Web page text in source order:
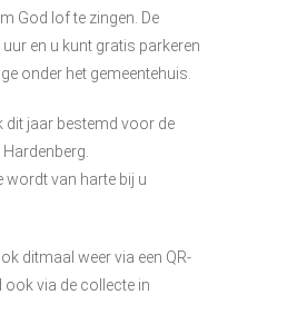
God lof te zingen. De
en u kunt gratis parkeren
onder het gemeentehuis.
dit jaar bestemd voor de
wordt van harte bij u
ditmaal weer via een QR-
ook via de collecte in